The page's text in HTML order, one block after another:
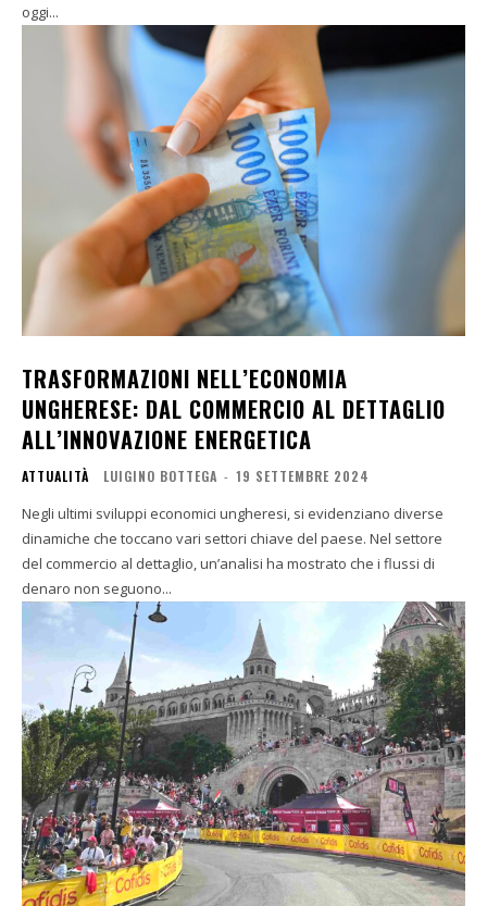
oggi...
TRASFORMAZIONI NELL’ECONOMIA
UNGHERESE: DAL COMMERCIO AL DETTAGLIO
ALL’INNOVAZIONE ENERGETICA
ATTUALITÀ LUIGINO BOTTEGA - 19 SETTEMBRE 2024
Negli ultimi sviluppi economici ungheresi, si evidenziano diverse
dinamiche che toccano vari settori chiave del paese. Nel settore
del commercio al dettaglio, un’analisi ha mostrato che i flussi di
denaro non seguono...